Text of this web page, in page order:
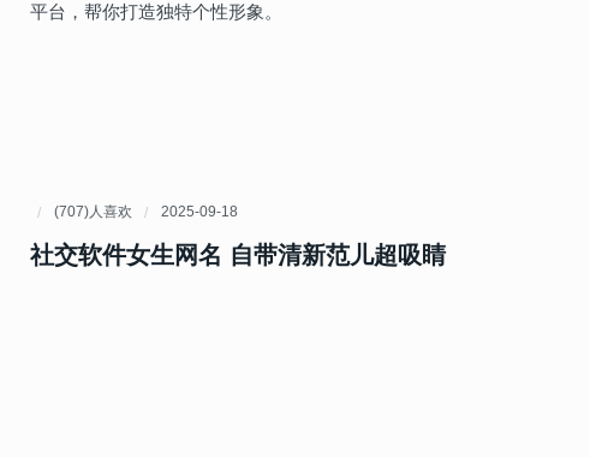
平台，帮你打造独特个性形象。
(707)人喜欢 2025-09-18
社交软件女生网名 自带清新范儿超吸睛